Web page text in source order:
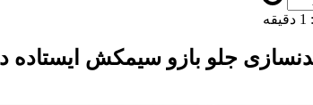
جلو بازو سیمکش